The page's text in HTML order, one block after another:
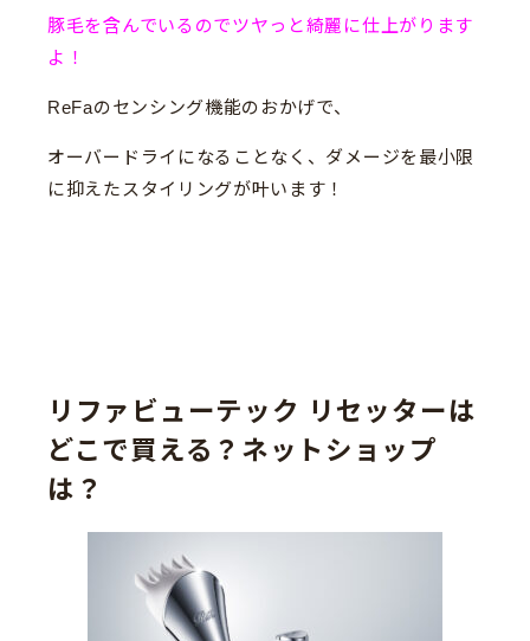
豚毛を含んでいるのでツヤっと綺麗に仕上がります
よ！
ReFaのセンシング機能のおかげで、
オーバードライになることなく、ダメージを最小限
に抑えたスタイリングが叶います！
リファビューテック リセッターは
どこで買える？ネットショップ
は？